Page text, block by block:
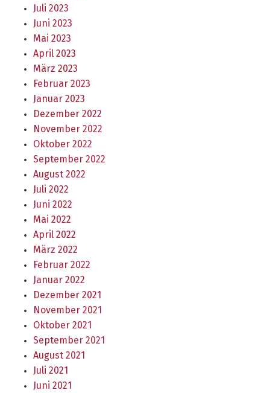
Juli 2023
Juni 2023
Mai 2023
April 2023
März 2023
Februar 2023
Januar 2023
Dezember 2022
November 2022
Oktober 2022
September 2022
August 2022
Juli 2022
Juni 2022
Mai 2022
April 2022
März 2022
Februar 2022
Januar 2022
Dezember 2021
November 2021
Oktober 2021
September 2021
August 2021
Juli 2021
Juni 2021